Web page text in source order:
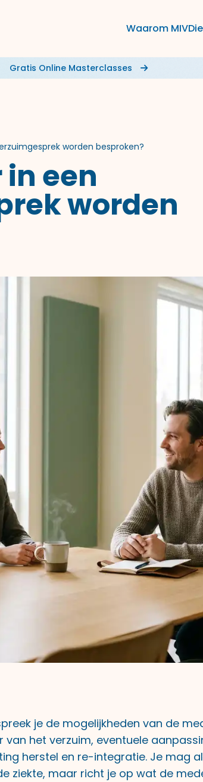
Waarom MIV
Gratis Online Masterclasses
worden besproken?
een
worden
je de mogelijkheden van de
van het verzuim, eventuele
herstel en re-integratie. Je mag
ziekte, maar richt je op wat de